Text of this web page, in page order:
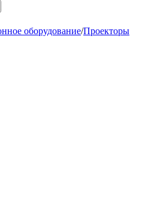
оборудование/Проекторы